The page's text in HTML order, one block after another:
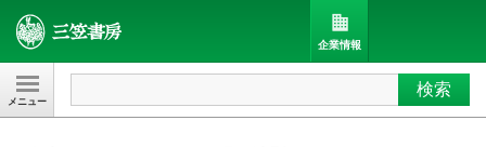
三笠書房 検索
企業情報